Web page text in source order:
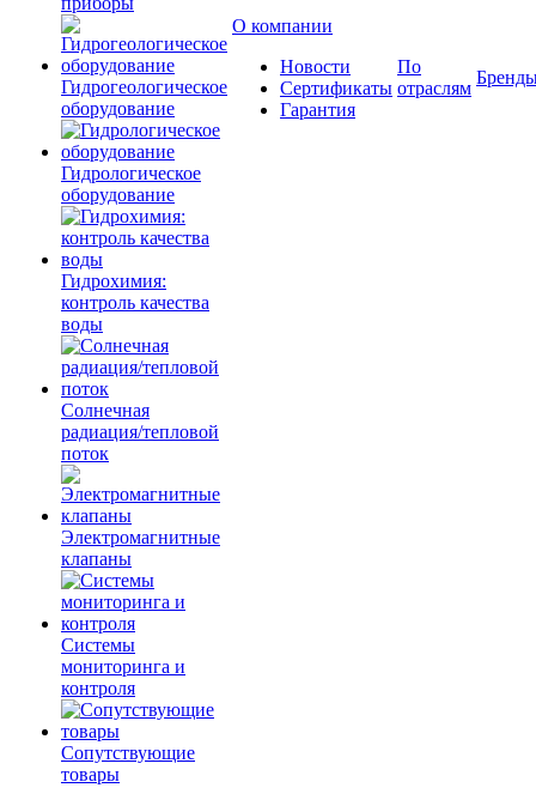
Гидрогеологическое
оборудование
Гидрологическое
оборудование
Гидрохимия:
контроль качества
воды
Солнечная
радиация/тепловой
поток
Электромагнитные
клапаны
Системы
мониторинга и
контроля
Сопутствующие
товары
О компании
Новости
Сертификаты
Гарантия
По
отраслям